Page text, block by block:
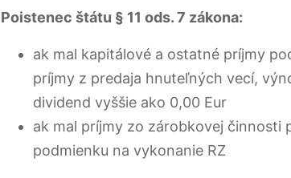
Poistenec štátu § 11 ods. 7 zákona:
ak mal kapitálové a ostatné príjmy
príjmy z predaja hnuteľných vecí,
dividend vyššie ako 0,00 Eur
ak mal príjmy zo zárobkovej činnosti
podmienku na vykonanie RZ